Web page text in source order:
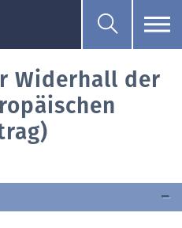
Widerhall der